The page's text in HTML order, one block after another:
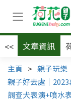
<< 文章資訊
主頁 > 親子玩樂
親子好去處｜
調查犬表演+噴水